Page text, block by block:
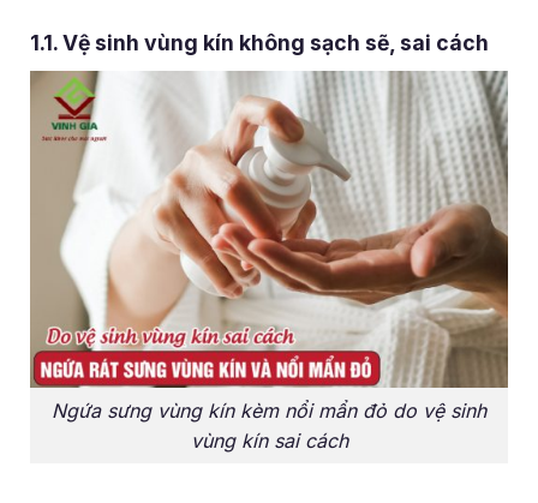
1.1. Vệ sinh vùng kín không sạch sẽ, sai cách
Ngứa sưng vùng kín kèm nổi mẩn đỏ do vệ sinh
vùng kín sai cách